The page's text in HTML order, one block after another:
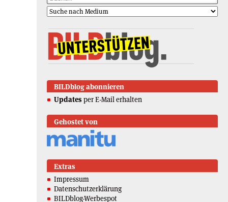
BILDblog abonnieren
Updates per E-Mail erhalten
Gehostet von
Extras
Impressum
Datenschutzerklärung
BILDblog-Werbespot